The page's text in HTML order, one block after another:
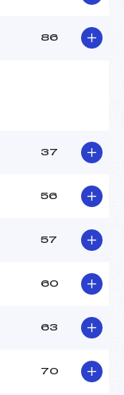
86
37
56
57
60
63
70